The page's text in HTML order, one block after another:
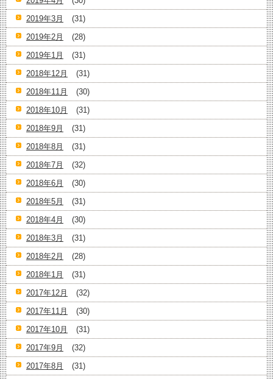
2019年3月
(31)
2019年2月
(28)
2019年1月
(31)
2018年12月
(31)
2018年11月
(30)
2018年10月
(31)
2018年9月
(31)
2018年8月
(31)
2018年7月
(32)
2018年6月
(30)
2018年5月
(31)
2018年4月
(30)
2018年3月
(31)
2018年2月
(28)
2018年1月
(31)
2017年12月
(32)
2017年11月
(30)
2017年10月
(31)
2017年9月
(32)
2017年8月
(31)